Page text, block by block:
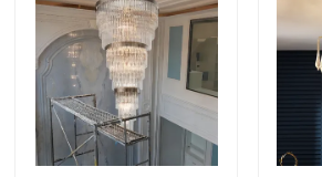
Über uns
Werksbesichtigung
Qualitätskontrolle